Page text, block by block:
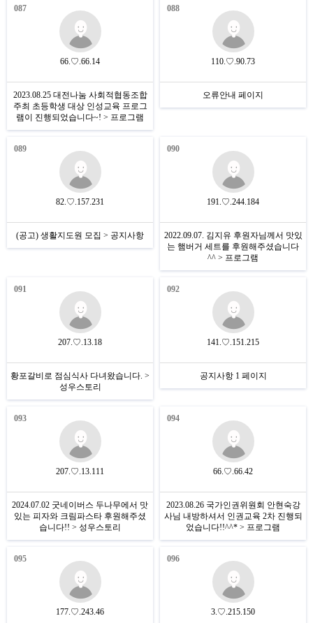
087
66.♡.66.14
2023.08.25 대전나눔 사회적협동조합
주최 초등학생 대상 인성교육 프로그
램이 진행되었습니다~! > 프로그램
088
110.♡.90.73
오류안내 페이지
089
82.♡.157.231
(공고) 생활지도원 모집 > 공지사항
090
191.♡.244.184
2022.09.07. 김지유 후원자님께서 맛있
는 햄버거 세트를 후원해주셨습니다
^^ > 프로그램
091
207.♡.13.18
황포갈비로 점심식사 다녀왔습니다. >
성우스토리
092
141.♡.151.215
공지사항 1 페이지
093
207.♡.13.111
2024.07.02 굿네이버스 두나무에서 맛
있는 피자와 크림파스타 후원해주셨
습니다!! > 성우스토리
094
66.♡.66.42
2023.08.26 국가인권위원회 안현숙강
사님 내방하셔서 인권교육 2차 진행되
었습니다!!^^* > 프로그램
095
177.♡.243.46
096
3.♡.215.150